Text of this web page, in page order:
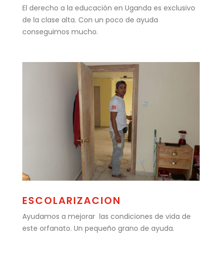
El derecho a la educación en Uganda es exclusivo
de la clase alta. Con un poco de ayuda
conseguimos mucho.
ESCOLARIZACION
Ayudamos a mejorar las condiciones de vida de
este orfanato. Un pequeño grano de ayuda.